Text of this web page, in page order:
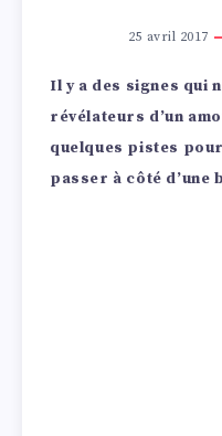
25 avril 2017
Il y a des signes qui
révélateurs d’un
quelques pistes
passer à côté d’une